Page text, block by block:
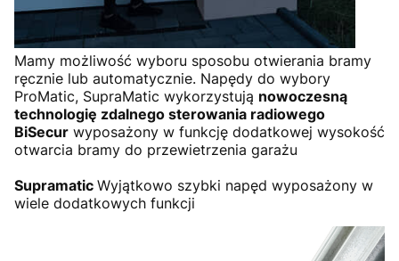
Mamy możliwość wyboru sposobu otwierania bramy
ręcznie lub automatycznie. Napędy do wybory
ProMatic, SupraMatic wykorzystują nowoczesną
technologię zdalnego sterowania radiowego
BiSecur wyposażony w funkcję dodatkowej wysokość
otwarcia bramy do przewietrzenia garażu
Supramatic Wyjątkowo szybki napęd wyposażony w
wiele dodatkowych funkcji